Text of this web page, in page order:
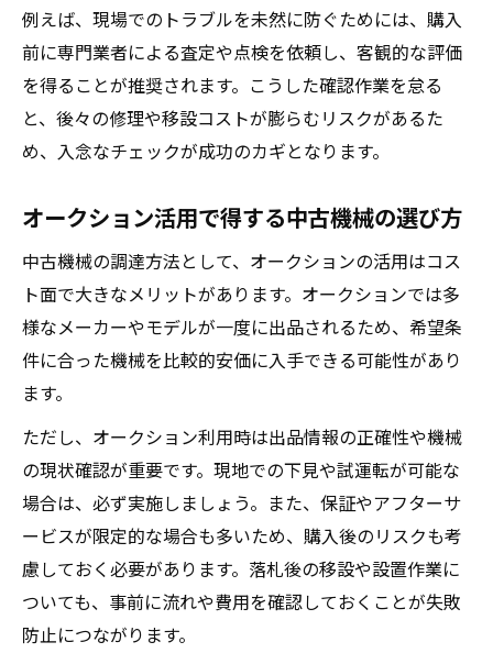
例えば、現場でのトラブルを未然に防ぐためには、購入
前に専門業者による査定や点検を依頼し、客観的な評価
を得ることが推奨されます。こうした確認作業を怠る
と、後々の修理や移設コストが膨らむリスクがあるた
め、入念なチェックが成功のカギとなります。
オークション活用で得する中古機械の選び方
中古機械の調達方法として、オークションの活用はコス
ト面で大きなメリットがあります。オークションでは多
様なメーカーやモデルが一度に出品されるため、希望条
件に合った機械を比較的安価に入手できる可能性があり
ます。
ただし、オークション利用時は出品情報の正確性や機械
の現状確認が重要です。現地での下見や試運転が可能な
場合は、必ず実施しましょう。また、保証やアフターサ
ービスが限定的な場合も多いため、購入後のリスクも考
慮しておく必要があります。落札後の移設や設置作業に
ついても、事前に流れや費用を確認しておくことが失敗
防止につながります。